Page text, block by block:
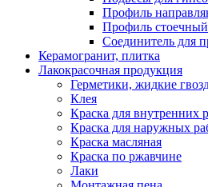
Профиль
Профиль стоечный
Соединитель для
Керамогранит, плитка
Лакокрасочная продукция
Герметики, жидкие
Клея
Краска для внутренних
Краска для наружных
Краска масляная
Краска по ржавчине
Лаки